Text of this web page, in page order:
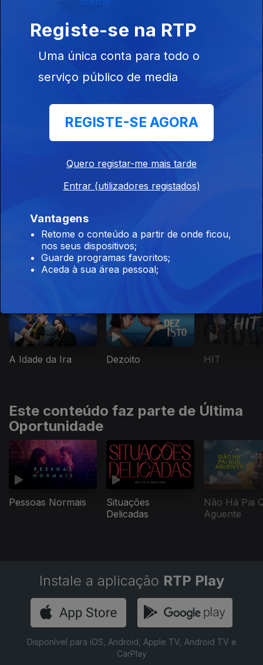
Mulheres Que
Contam
3 Mulheres
Era Bonito
Este conteúdo faz parte de Para
todas as mães
Desafios de Mãe
Contam
Ministro
Este conteúdo faz parte de
A Idade da Ira Dezoito HIT
Este conteúdo faz parte de Última
Oportunidade
Pessoas Normais
Situações
Delicadas
Não Há Pai
Aguente
Instale a aplicação RTP Play
Disponível para iOS, Android, Apple TV, Android TV e
CarPlay
Registe-se na RTP
Uma única conta para todo o
serviço público de media
REGISTE-SE AGORA
Quero registar-me mais tarde
Entrar (utilizadores registados)
Vantagens
Retome o conteúdo a partir de onde ficou,
nos seus dispositivos;
Guarde programas favoritos;
Aceda à sua área pessoal;